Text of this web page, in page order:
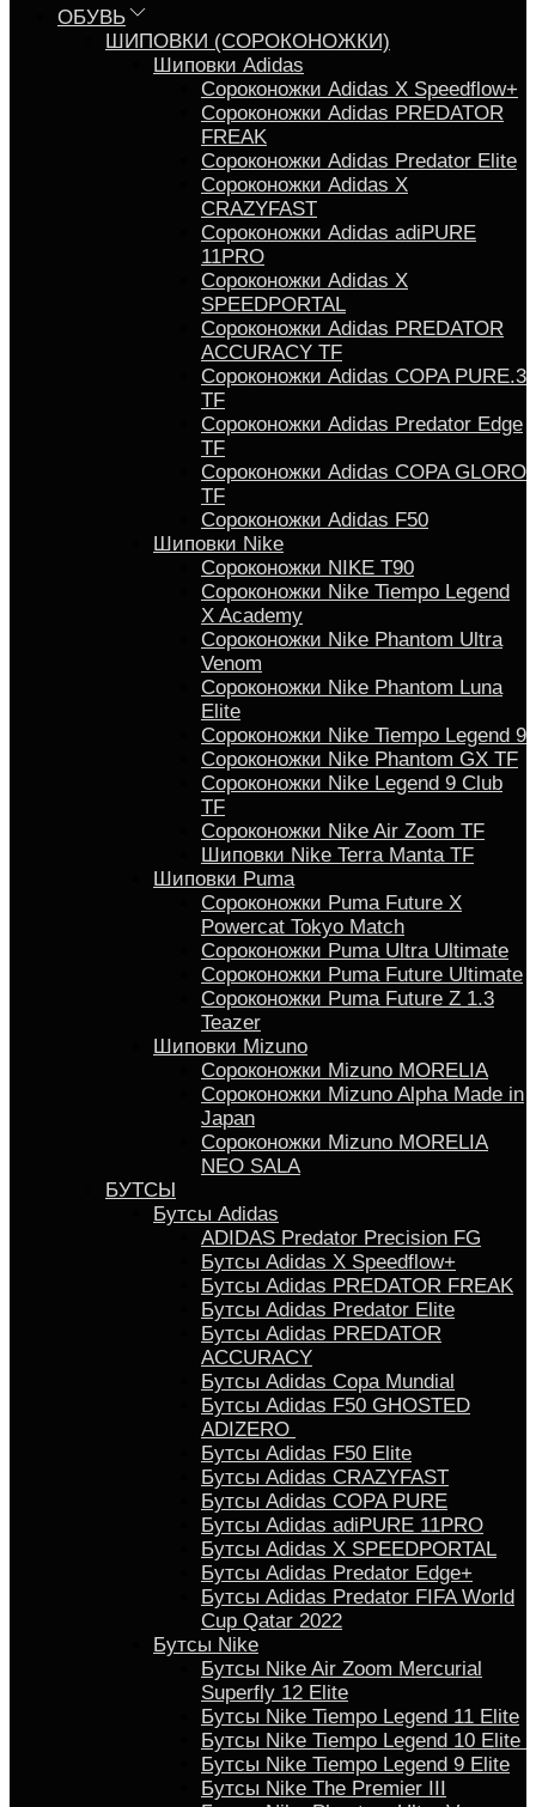
ОБУВЬ
ШИПОВКИ (СОРОКОНОЖКИ)
Шиповки Adidas
Сороконожки Аdidas X Speedflow+
Сороконожки Adidas PREDATOR
FREAK
Сороконожки Adidas Predator Elite
Сороконожки Adidas X
CRAZYFAST
Сороконожки Adidas adiPURE
11PRO
Сороконожки Аdidas X
SPEEDPORTAL
Сороконожки Adidas PREDATOR
ACCURACY TF
Сороконожки Adidas COPA PURE.3
TF
Сороконожки Аdidas Predator Edge
TF
Сороконожки Adidas COPA GLORO
TF
Сороконожки Adidas F50
Шиповки Nike
Сороконожки NIKE T90
Сороконожки Nike Tiempo Legend
X Academy
Сороконожки Nike Phantom Ultra
Venom
Сороконожки Nike Phantom Luna
Elite
Сороконожки Nike Tiempo Legend 9
Сороконожки Nike Phantom GX TF
Сороконожки Nike Legend 9 Club
TF
Сороконожки Nike Air Zoom TF
Шиповки Nike Terra Manta TF
Шиповки Puma
Сороконожки Puma Future X
Powercat Tokyo Match
Сороконожки Puma Ultra Ultimate
Сороконожки Puma Future Ultimate
Сороконожки Puma Future Z 1.3
Teazer
Шиповки Mizuno
Сороконожки Mizuno MORELIA
Сороконожки Mizuno Alpha Made in
Japan
Сороконожки Mizuno MORELIA
NEO SALA
БУТСЫ
Бутсы Adidas
ADIDAS Predator Precision FG
Бутсы Аdidas X Speedflow+
Бутсы Adidas PREDATOR FREAK
Бутсы Adidas Predator Elite
Бутсы Adidas PREDATOR
ACCURACY
Бутсы Adidas Copa Mundial
Бутсы Аdidas F50 GHOSTED
ADIZERO
Бутсы Adidas F50 Elite
Бутсы Adidas CRAZYFAST
Бутсы Adidas COPA PURE
Бутсы Adidas adiPURE 11PRO
Бутсы Аdidas X SPEEDPORTAL
Бутсы Аdidas Predator Edge+
Бутсы Аdidas Predator FIFA World
Cup Qatar 2022
Бутсы Nike
Бутсы Nike Air Zoom Mercurial
Superfly 12 Elite
Бутсы Nike Tiempo Legend 11 Elite
Бутсы Nike Tiempo Legend 10 Elite
Бутсы Nike Tiempo Legend 9 Elite
Бутсы Nike The Premier III